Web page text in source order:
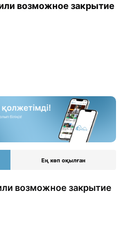
возможное закрытие
Ең көп оқылған
возможное закрытие